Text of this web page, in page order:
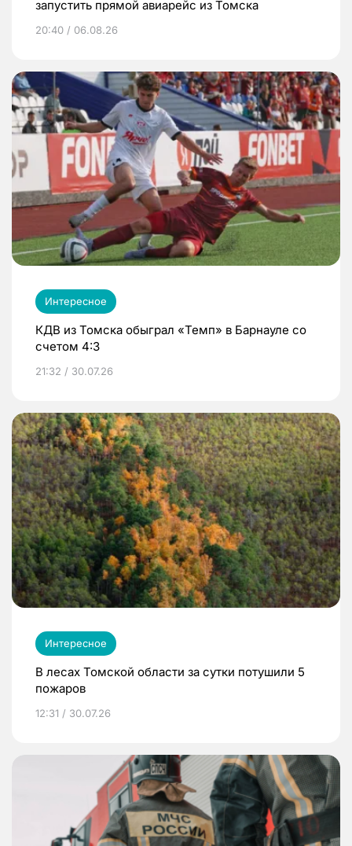
запустить прямой авиарейс из Томска
20:40 / 06.08.26
Интересное
КДВ из Томска обыграл «Темп» в Барнауле со
счетом 4:3
21:32 / 30.07.26
Интересное
В лесах Томской области за сутки потушили 5
пожаров
12:31 / 30.07.26